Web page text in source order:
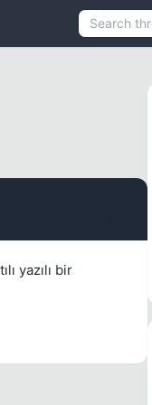
yazılı bir